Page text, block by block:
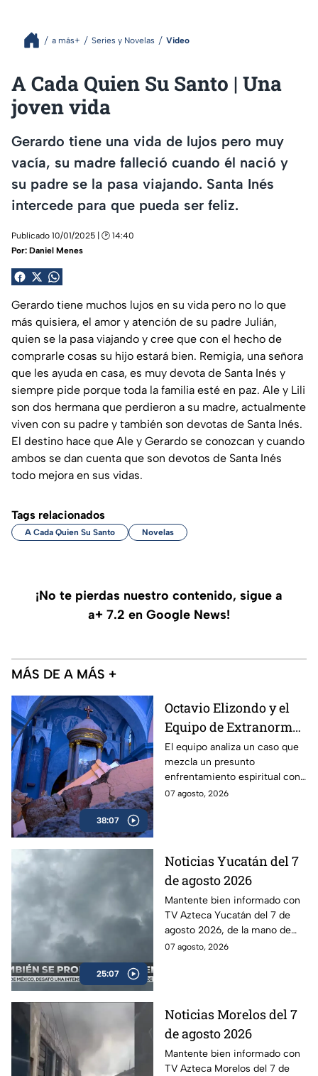
a más+ Series y Novelas Video
A Cada Quien Su Santo | Una
joven vida
Gerardo tiene una vida de lujos pero muy
vacía, su madre falleció cuando él nació y
su padre se la pasa viajando. Santa Inés
intercede para que pueda ser feliz.
Publicado 10/01/2025 | 🕑 14:40
Por: Daniel Menes
Gerardo tiene muchos lujos en su vida pero no lo que
más quisiera, el amor y atención de su padre Julián,
quien se la pasa viajando y cree que con el hecho de
comprarle cosas su hijo estará bien. Remigia, una señora
que les ayuda en casa, es muy devota de Santa Inés y
siempre pide porque toda la familia esté en paz. Ale y Lili
son dos hermana que perdieron a su madre, actualmente
viven con su padre y también son devotas de Santa Inés.
El destino hace que Ale y Gerardo se conozcan y cuando
ambos se dan cuenta que son devotos de Santa Inés
todo mejora en sus vidas.
Tags relacionados
A Cada Quien Su Santo Novelas
¡No te pierdas nuestro contenido, sigue a
a+ 7.2 en Google News!
MÁS DE A MÁS +
38:07
Octavio Elizondo y el
Equipo de Extranormal
investigan el colapso
de un templo y una
presunta batalla
espiritual
El equipo analiza un caso que
mezcla un presunto
enfrentamiento espiritual con
el derrumbe de un histórico
07 agosto, 2026
25:07
Noticias Yucatán del 7
de agosto 2026
Mantente bien informado con
TV Azteca Yucatán del 7 de
agosto 2026, de la mano de
Lily Camino.
07 agosto, 2026
Noticias Morelos del 7
de agosto 2026
Mantente bien informado con
TV Azteca Morelos del 7 de